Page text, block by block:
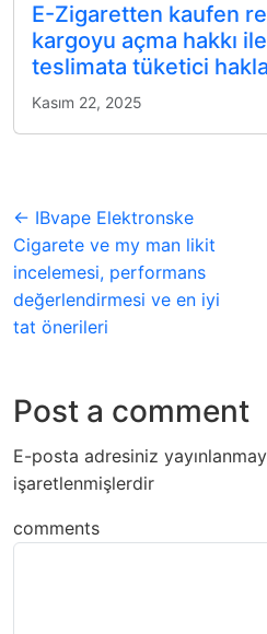
E-Zigaretten kaufen
kargoyu açma hakkı
teslimata tüketici
Kasım 22, 2025
← IBvape Elektronske
Cigarete ve my man likit
incelemesi, performans
değerlendirmesi ve en iyi
tat önerileri
Post a comment
E-posta adresiniz
işaretlenmişlerdir
comments